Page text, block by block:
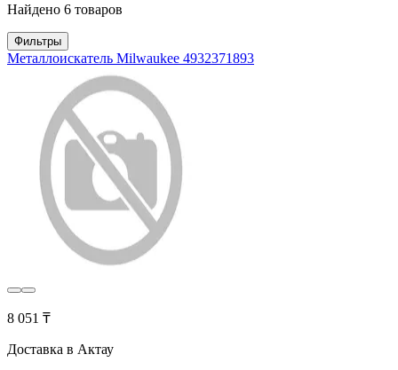
Найдено 6 товаров
Фильтры
Металлоискатель Milwaukee 4932371893
8 051 ₸
Доставка в Актау